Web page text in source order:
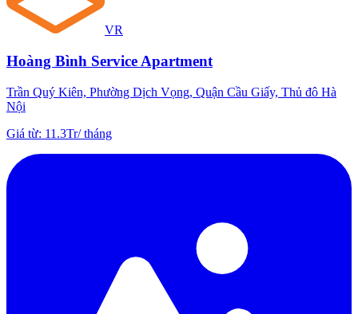
VR
Hoàng Bình Service Apartment
Trần Quý Kiên, Phường Dịch Vọng, Quận Cầu Giấy, Thủ đô Hà
Nội
Giá từ: 11.3Tr/tháng